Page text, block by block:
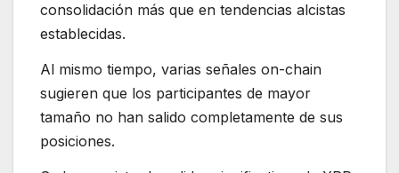
consolidación más que en tendencias alcistas
establecidas.
Al mismo tiempo, varias señales on-chain
sugieren que los participantes de mayor
tamaño no han salido completamente de sus
posiciones.